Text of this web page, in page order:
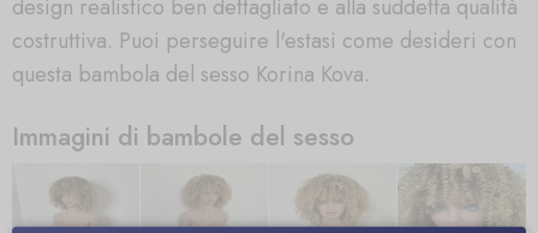
design realistico ben dettagliato e alla suddetta qualità
costruttiva. Puoi perseguire l'estasi come desideri con
questa bambola del sesso Korina Kova.
Immagini di bambole del sesso